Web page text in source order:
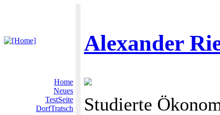
Alexander
Home
Neues
TestSeite
DorfTratsch
Studierte